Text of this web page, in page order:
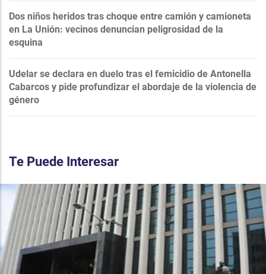
Dos niños heridos tras choque entre camión y camioneta
en La Unión: vecinos denuncian peligrosidad de la
esquina
Udelar se declara en duelo tras el femicidio de Antonella
Cabarcos y pide profundizar el abordaje de la violencia de
género
Te Puede Interesar